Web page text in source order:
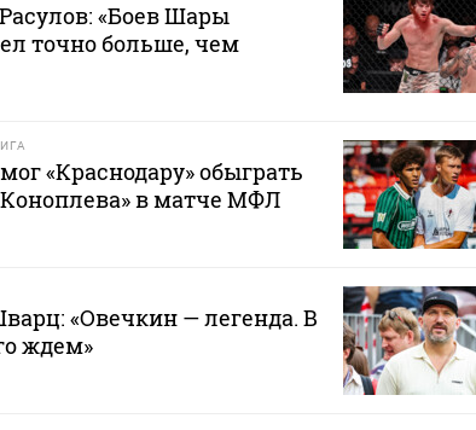
«Боев Шары
точно больше, чем
«Краснодару» обыграть
в матче МФЛ
«Овечкин — легенда. В
ждем»